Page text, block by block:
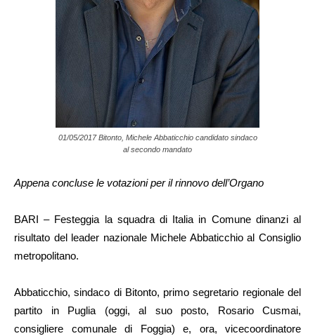
01/05/2017 Bitonto, Michele Abbaticchio candidato sindaco
al secondo mandato
Appena concluse le votazioni per il rinnovo dell’Organo
BARI – Festeggia la squadra di Italia in Comune dinanzi al
risultato del leader nazionale Michele Abbaticchio al Consiglio
metropolitano.
Abbaticchio, sindaco di Bitonto, primo segretario regionale del
partito in Puglia (oggi, al suo posto, Rosario Cusmai,
consigliere comunale di Foggia) e, ora, vicecoordinatore